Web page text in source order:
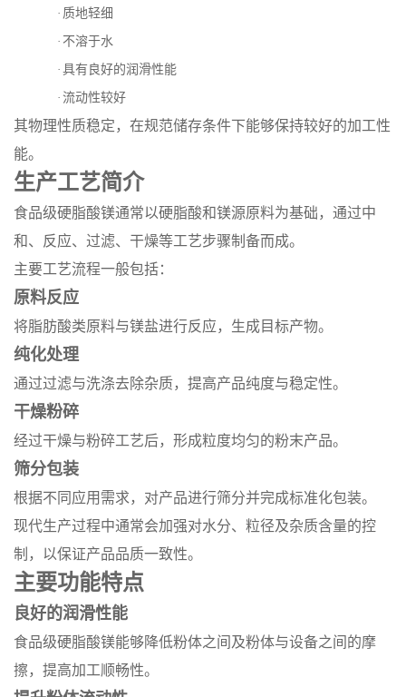
· 质地轻细
· 不溶于水
· 具有良好的润滑性能
· 流动性较好
其物理性质稳定，在规范储存条件下能够保持较好的加工性
能。
生产工艺简介
食品级硬脂酸镁通常以硬脂酸和镁源原料为基础，通过中
和、反应、过滤、干燥等工艺步骤制备而成。
主要工艺流程一般包括：
原料反应
将脂肪酸类原料与镁盐进行反应，生成目标产物。
纯化处理
通过过滤与洗涤去除杂质，提高产品纯度与稳定性。
干燥粉碎
经过干燥与粉碎工艺后，形成粒度均匀的粉末产品。
筛分包装
根据不同应用需求，对产品进行筛分并完成标准化包装。
现代生产过程中通常会加强对水分、粒径及杂质含量的控
制，以保证产品品质一致性。
主要功能特点
良好的润滑性能
食品级硬脂酸镁能够降低粉体之间及粉体与设备之间的摩
擦，提高加工顺畅性。